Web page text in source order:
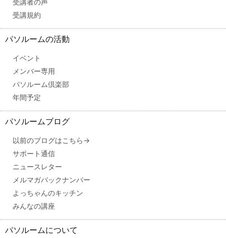
受講者の声
受講規約
パソルームの活動
イベント
メンバー専用
パソルーム倶楽部
年間予定
パソルームブログ
以前のブログはこちら→
サポート通信
ニュースレター
メルマガバックナンバー
よっちゃんのキッチン
みんなの講座
パソルームについて